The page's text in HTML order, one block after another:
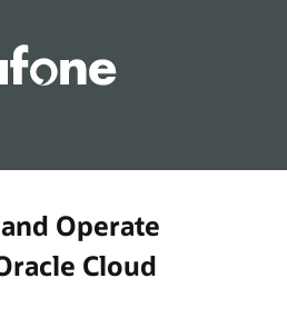
Operate
Cloud